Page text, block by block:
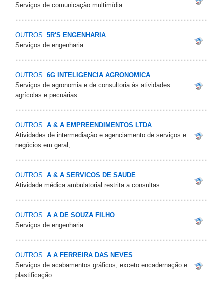
Serviços de comunicação multimídia
OUTROS: 5R'S ENGENHARIA
Serviços de engenharia
OUTROS: 6G INTELIGENCIA AGRONOMICA
Serviços de agronomia e de consultoria às atividades
agrícolas e pecuárias
OUTROS: A & A EMPREENDIMENTOS LTDA
Atividades de intermediação e agenciamento de serviços e
negócios em geral,
OUTROS: A & A SERVICOS DE SAUDE
Atividade médica ambulatorial restrita a consultas
OUTROS: A A DE SOUZA FILHO
Serviços de engenharia
OUTROS: A A FERREIRA DAS NEVES
Serviços de acabamentos gráficos, exceto encadernação e
plastificação